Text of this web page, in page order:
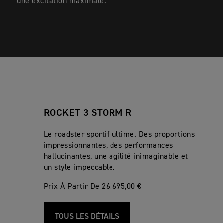
ROCKET 3 STORM R
Le roadster sportif ultime. Des proportions
impressionnantes, des performances
hallucinantes, une agilité inimaginable et
un style impeccable.
Prix À Partir De 26.695,00 €
TOUS LES DÉTAILS